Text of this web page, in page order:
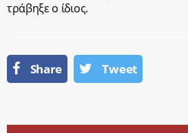
τράβηξε ο ίδιος.
Share Tweet